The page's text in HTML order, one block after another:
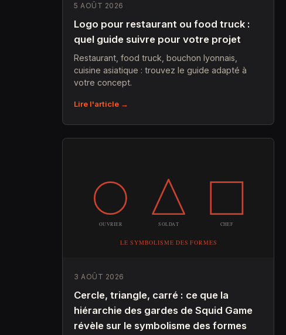
5 AOÛT 2026
Logo pour restaurant ou food truck :
quel guide suivre pour votre projet
Restaurant, food truck, bouchon lyonnais,
cuisine asiatique : trouvez le guide adapté à
votre concept.
Lire l'article →
3 AOÛT 2026
Cercle, triangle, carré : ce que la
hiérarchie des gardes de Squid Game
révèle sur le symbolisme des formes